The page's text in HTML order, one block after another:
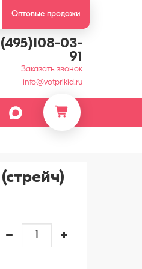
Оптовые продажи
03-
91
Заказать звонок
info@votprikid.ru